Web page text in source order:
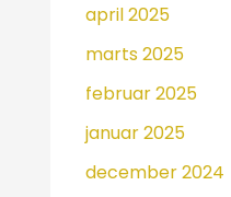
april 2025
marts 2025
februar 2025
januar 2025
december 2024